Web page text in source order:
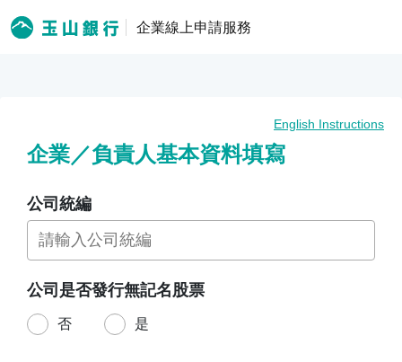
企業線上申請服務
English Instructions
企業／負責人基本資料填寫
公司統編
公司是否發行無記名股票
否 是